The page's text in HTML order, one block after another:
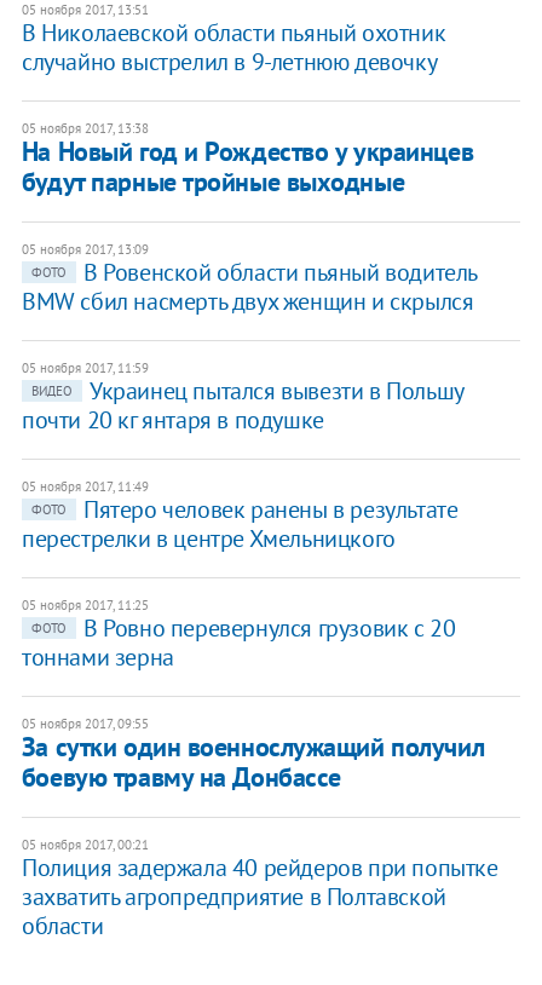
05 ноября 2017, 13:51
В Николаевской области пьяный охотник
случайно выстрелил в 9-летнюю девочку
05 ноября 2017, 13:38
На Новый год и Рождество у украинцев
будут парные тройные выходные
05 ноября 2017, 13:09
ФОТО
​В Ровенской области пьяный водитель
BMW сбил насмерть двух женщин и скрылся
05 ноября 2017, 11:59
ВИДЕО
Украинец пытался вывезти в Польшу
почти 20 кг янтаря в подушке
05 ноября 2017, 11:49
ФОТО
Пятеро человек ранены в результате
перестрелки в центре Хмельницкого
05 ноября 2017, 11:25
ФОТО
В Ровно перевернулся грузовик с 20
тоннами зерна
05 ноября 2017, 09:55
За сутки один военнослужащий получил
боевую травму на Донбассе
05 ноября 2017, 00:21
Полиция задержала 40 рейдеров при попытке
захватить агропредприятие в Полтавской
области